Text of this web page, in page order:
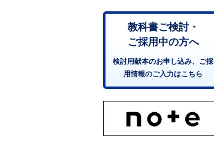
教科書ご検討・
ご採用中の方へ
検討用献本のお申し込み、ご採
用情報のご入力はこちら